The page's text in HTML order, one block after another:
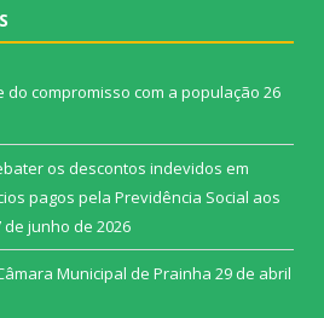
do compromisso com a população 26
os descontos indevidos em
pagos pela Previdência Social aos
de junho de 2026
Municipal de Prainha 29 de abril